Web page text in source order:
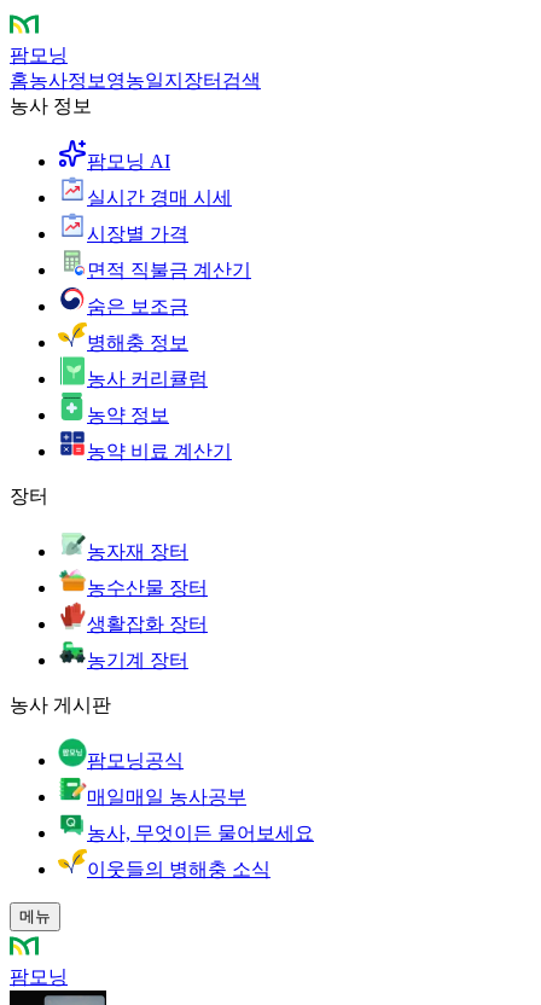
팜모닝
홈농사정보 영농일지 장터 검색
농사 정보
팜모닝 AI
실시간 경매 시세
시장별 가격
면적 직불금 계산기
숨은 보조금
병해충 정보
농사 커리큘럼
농약 정보
농약 비료 계산기
장터
농자재 장터
농수산물 장터
생활잡화 장터
농기계 장터
농사 게시판
팜모닝공식
매일매일 농사공부
농사, 무엇이든 물어보세요
이웃들의 병해충 소식
메뉴
팜모닝